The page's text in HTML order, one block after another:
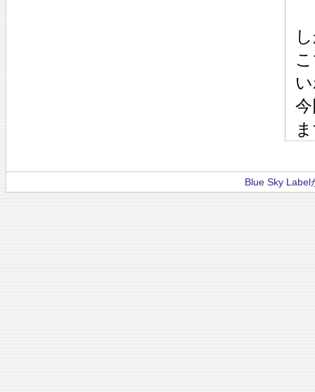
Blue Sky Label